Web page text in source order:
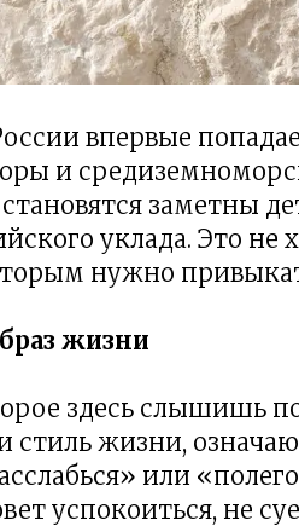
впервые
и
заметны
уклада. Это
нужно
жизни
здесь слышишь
стиль жизни,
или
успокоиться, не